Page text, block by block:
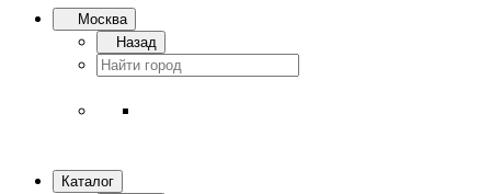
Москва
Назад
Каталог